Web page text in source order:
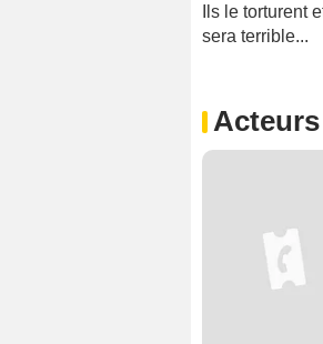
Ils le torturent
sera terrible...